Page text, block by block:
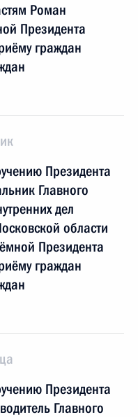
Роман
Президента
граждан
Президента
Главного
дел
области
Президента
граждан
Президента
Главного